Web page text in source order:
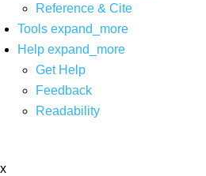
Reference & Cite
Tools expand_more
Help expand_more
Get Help
Feedback
Readability
x